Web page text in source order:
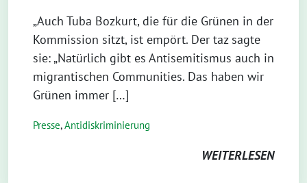
„Auch Tuba Bozkurt, die für die Grünen in der
Kommission sitzt, ist empört. Der taz sagte
sie: „Natürlich gibt es Antisemitismus auch in
migrantischen Communities. Das haben wir
Grünen immer […]
Presse,Antidiskriminierung
WEITERLESEN